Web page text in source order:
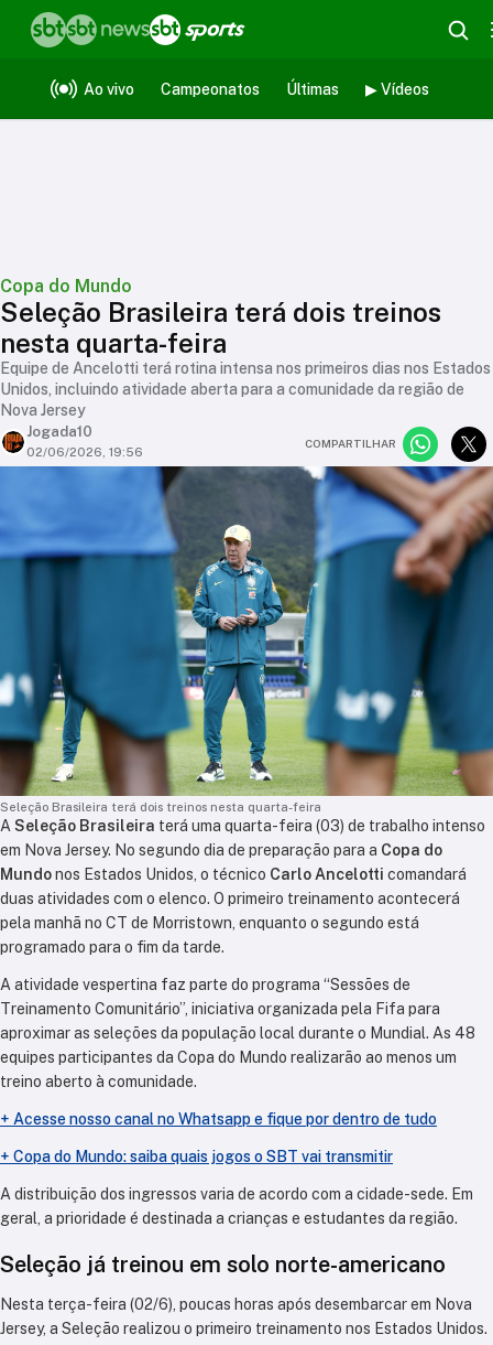
Ao vivo Campeonatos Últimas ▶ Vídeos
Copa do Mundo
Seleção Brasileira terá dois treinos
nesta quarta-feira
Equipe de Ancelotti terá rotina intensa nos primeiros dias nos Estados
Unidos, incluindo atividade aberta para a comunidade da região de
Nova Jersey
Jogada10
02/06/2026, 19:56
COMPARTILHAR
Seleção Brasileira terá dois treinos nesta quarta-feira
A Seleção Brasileira terá uma quarta-feira (03) de trabalho intenso
em Nova Jersey. No segundo dia de preparação para a Copa do
Mundonos Estados Unidos, o técnico Carlo Ancelotti comandará
duas atividades com o elenco. O primeiro treinamento acontecerá
pela manhã no CT de Morristown, enquanto o segundo está
programado para o fim da tarde.
A atividade vespertina faz parte do programa “Sessões de
Treinamento Comunitário”, iniciativa organizada pela Fifa para
aproximar as seleções da população local durante o Mundial. As 48
equipes participantes da Copa do Mundo realizarão ao menos um
treino aberto à comunidade.
+ Acesse nosso canal no Whatsapp e fique por dentro de tudo
+ Copa do Mundo: saiba quais jogos o SBT vai transmitir
A distribuição dos ingressos varia de acordo com a cidade-sede. Em
geral, a prioridade é destinada a crianças e estudantes da região.
Seleção já treinou em solo norte-americano
Nesta terça-feira (02/6), poucas horas após desembarcar em Nova
Jersey, a Seleção realizou o primeiro treinamento nos Estados Unidos.